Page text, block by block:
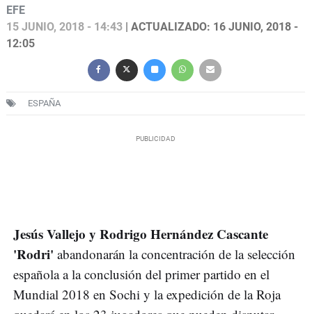
EFE
15 JUNIO, 2018 - 14:43 | ACTUALIZADO: 16 JUNIO, 2018 -
12:05
ESPAÑA
Jesús Vallejo y Rodrigo Hernández Cascante
'Rodri' abandonarán la concentración de la selección
española a la conclusión del primer partido en el
Mundial 2018 en Sochi y la expedición de la Roja